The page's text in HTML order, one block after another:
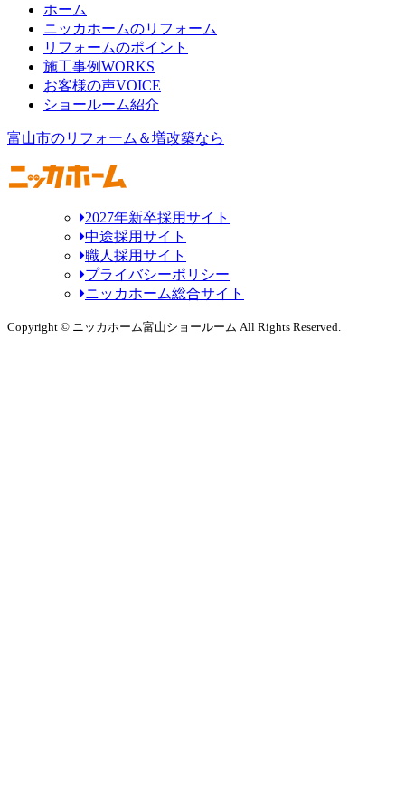
ホーム
ニッカホームのリフォーム
リフォームのポイント
施工事例WORKS
お客様の声VOICE
ショールーム紹介
富山市のリフォーム＆増改築なら
2027年新卒採用サイト
中途採用サイト
職人採用サイト
プライバシーポリシー
ニッカホーム総合サイト
Copyright © ニッカホーム富山ショールーム All Rights Reserved.